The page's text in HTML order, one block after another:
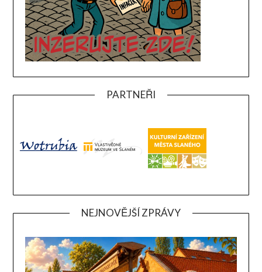
PARTNEŘI
NEJNOVĚJŠÍ ZPRÁVY